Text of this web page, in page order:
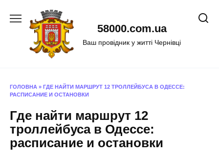
58000.com.ua
Ваш провідник у житті Чернівці
ГОЛОВНА » ГДЕ НАЙТИ МАРШРУТ 12 ТРОЛЛЕЙБУСА В ОДЕССЕ:
РАСПИСАНИЕ И ОСТАНОВКИ
Где найти маршрут 12
троллейбуса в Одессе:
расписание и остановки